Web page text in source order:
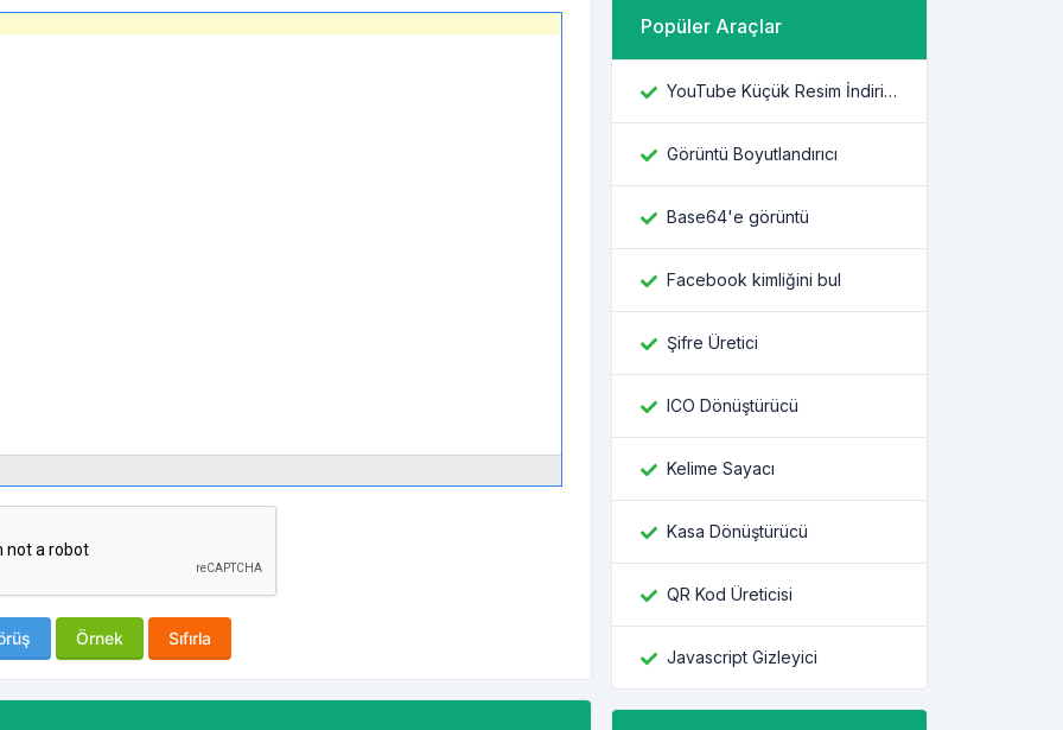
Örnek Sıfırla
Popüler Araçlar
YouTube Küçük Resim İndiricisi
Görüntü Boyutlandırıcı
Base64'e görüntü
Facebook kimliğini bul
Şifre Üretici
ICO Dönüştürücü
Kelime Sayacı
Kasa Dönüştürücü
QR Kod Üreticisi
Javascript Gizleyici